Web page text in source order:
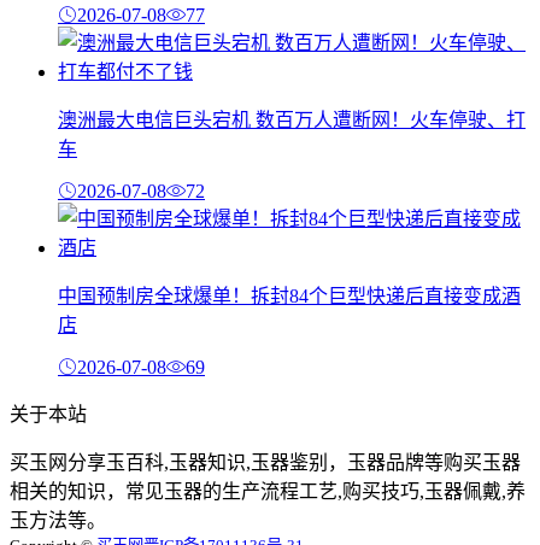
2026-07-08 77
澳洲最大电信巨头宕机 数百万人遭断网！火车停驶、打
车
2026-07-08 72
中国预制房全球爆单！拆封84个巨型快递后直接变成酒
店
2026-07-08 69
关于本站
买玉网分享玉百科,玉器知识,玉器鉴别，玉器品牌等购买玉器
相关的知识，常见玉器的生产流程工艺,购买技巧,玉器佩戴,养
玉方法等。